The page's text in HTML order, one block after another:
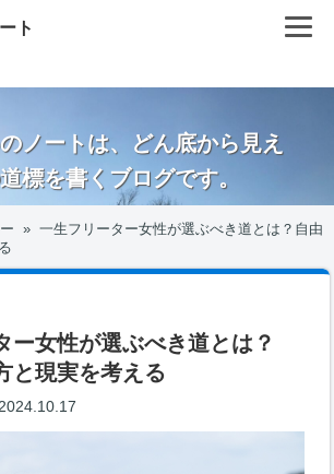
ト
ノートは、どん底から見え
標を書くブログです。
» 一生フリーター女性が選ぶべき道とは？自由
ー女性が選ぶべき道とは？
と現実を考える